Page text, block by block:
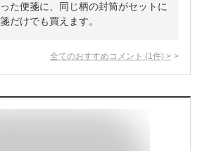
た便箋に、同じ柄の封筒がセットに
だけでも買えます。
全てのおすすめコメント (1 件) >